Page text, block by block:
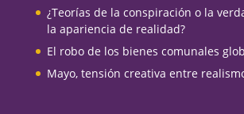
¿Teorías de la conspiración o la
la apariencia de realidad?
El robo de los bienes comunales
Mayo, tensión creativa entre